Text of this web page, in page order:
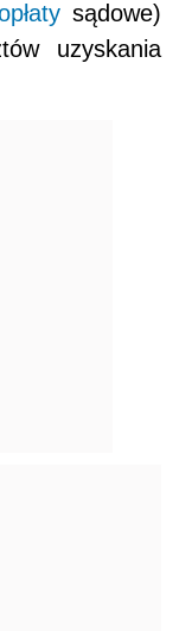
sądowe)
uzyskania